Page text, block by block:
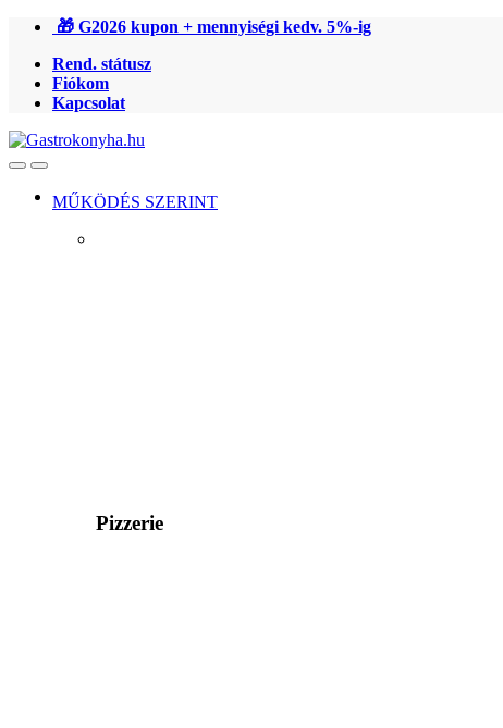
Ugrás
navigációhoz
Ugrás
tartalomra
🎁 G2026 kupon + mennyiségi kedv. 5%-ig
Rend. státusz
Fiókom
Kapcsolat
OpenClose
MŰKÖDÉS SZERINT
Pizzerie